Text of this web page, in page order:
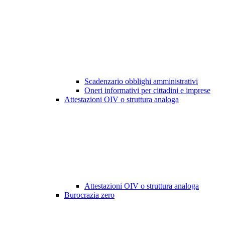
Scadenzario obblighi amministrativi
Oneri informativi per cittadini e imprese
Attestazioni OIV o struttura analoga
Attestazioni OIV o struttura analoga
Burocrazia zero